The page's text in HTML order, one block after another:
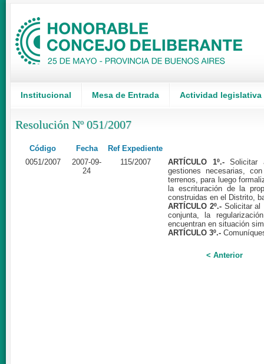
Institucional Mesa de Entrada Actividad legislativa
Resolución Nº 051/2007
Código Fecha
Ref Expediente
0051/2007
2007-09-
24
115/2007 ARTÍCULO 1º.-Solicitar
gestiones necesarias,
terrenos, para luego
la escrituración de la
construidas en el Distrito,
ARTÍCULO 2º.-Solicitar al
conjunta, la
encuentran en situación
ARTÍCULO 3º.-
< Anterior